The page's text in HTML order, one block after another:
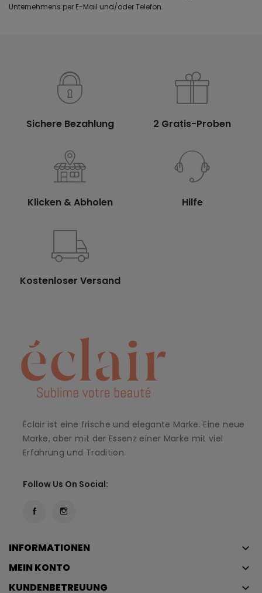
Unternehmens per E-Mail und/oder Telefon.
Sichere Bezahlung 2 Gratis-Proben
Klicken & Abholen Hilfe
Kostenloser Versand
Éclair ist eine frische und elegante Marke. Eine neue
Marke, aber mit der Essenz einer Marke mit viel
Erfahrung und Tradition.
Follow Us On Social:
INFORMATIONEN keyboard_arrow_down
MEIN KONTO keyboard_arrow_down
KUNDENBETREUUNG keyboard_arrow_down